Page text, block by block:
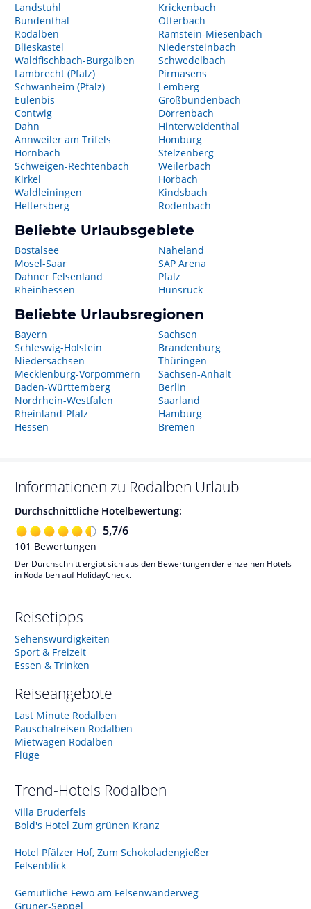
Landstuhl
Bundenthal
Rodalben
Blieskastel
Waldfischbach-Burgalben
Lambrecht (Pfalz)
Schwanheim (Pfalz)
Eulenbis
Contwig
Dahn
Annweiler am Trifels
Hornbach
Schweigen-Rechtenbach
Kirkel
Waldleiningen
Heltersberg
Krickenbach
Otterbach
Ramstein-Miesenbach
Niedersteinbach
Schwedelbach
Pirmasens
Lemberg
Großbundenbach
Dörrenbach
Hinterweidenthal
Homburg
Stelzenberg
Weilerbach
Horbach
Kindsbach
Rodenbach
Beliebte Urlaubsgebiete
Bostalsee
Mosel-Saar
Dahner Felsenland
Rheinhessen
Naheland
SAP Arena
Pfalz
Hunsrück
Beliebte Urlaubsregionen
Bayern
Schleswig-Holstein
Niedersachsen
Mecklenburg-Vorpommern
Baden-Württemberg
Nordrhein-Westfalen
Rheinland-Pfalz
Hessen
Sachsen
Brandenburg
Thüringen
Sachsen-Anhalt
Berlin
Saarland
Hamburg
Bremen
Informationen zu Rodalben Urlaub
Durchschnittliche Hotelbewertung:
5,7/6
101 Bewertungen
Der Durchschnitt ergibt sich aus den Bewertungen der einzelnen Hotels
in Rodalben auf HolidayCheck.
Reisetipps
Sehenswürdigkeiten
Sport & Freizeit
Essen & Trinken
Reiseangebote
Last Minute Rodalben
Pauschalreisen Rodalben
Mietwagen Rodalben
Flüge
Trend-Hotels Rodalben
Villa Bruderfels
Bold's Hotel Zum grünen Kranz
Hotel Pfälzer Hof, Zum Schokoladengießer
Felsenblick
Gemütliche Fewo am Felsenwanderweg
Grüner-Seppel